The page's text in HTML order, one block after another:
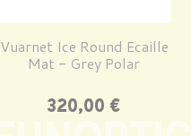
Vuarnet Ice Round Ecaille
Mat - Grey Polar
Prix
320,00 €